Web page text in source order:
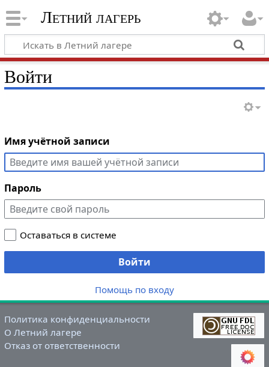
Летний лагерь
Войти
Имя учётной записи
Пароль
Оставаться в системе
Войти
Помощь по входу
Политика конфиденциальности
О Летний лагере
Отказ от ответственности